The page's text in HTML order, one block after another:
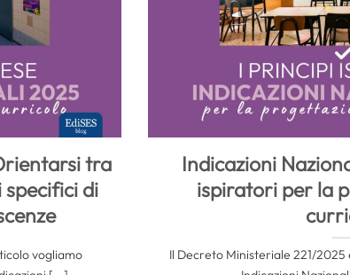
tra
di
vogliamo
Indicazioni
ispiratori per la
Il Decreto Ministeriale 221/